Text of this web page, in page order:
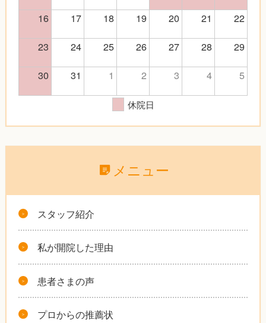
16
17 18 19 20 21
22
23
24 25 26 27 28
29
30
31 1 2 3 4 5
休院日
メニュー
スタッフ紹介
私が開院した理由
患者さまの声
プロからの推薦状